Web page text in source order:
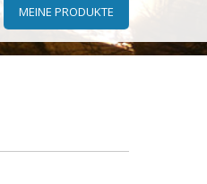
MEINE PRODUKTE